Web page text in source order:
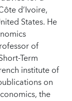
d’Ivoire,
States. He
of
Term
institute of
on
the